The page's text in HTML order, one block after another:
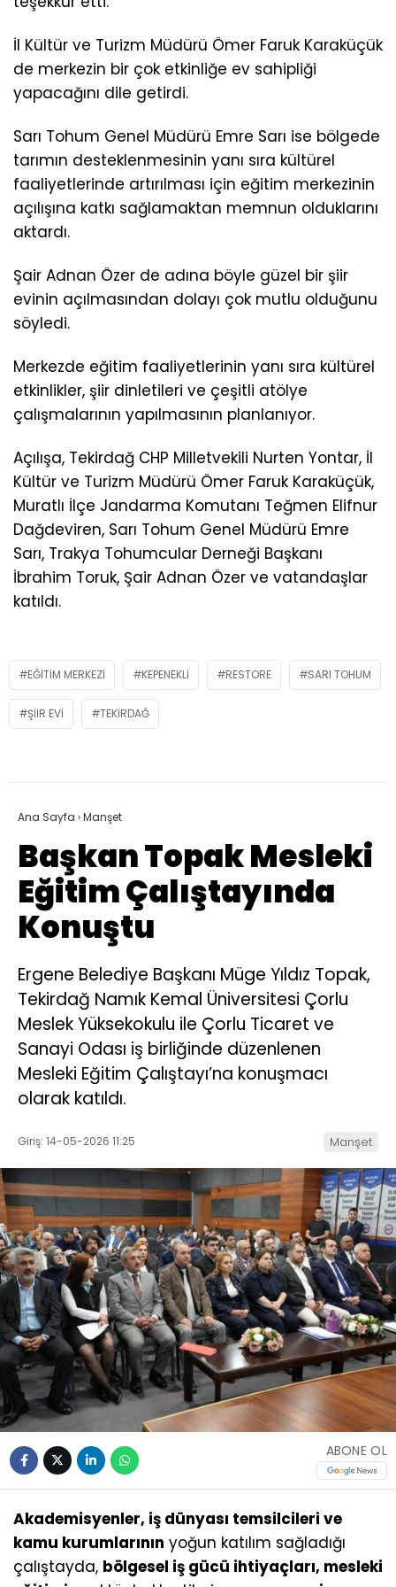
İl Kültür ve Turizm Müdürü Ömer Faruk Karaküçük
de merkezin bir çok etkinliğe ev sahipliği
yapacağını dile getirdi.
Sarı Tohum Genel Müdürü Emre Sarı ise bölgede
tarımın desteklenmesinin yanı sıra kültürel
faaliyetlerinde artırılması için eğitim merkezinin
açılışına katkı sağlamaktan memnun olduklarını
aktardı.
Şair Adnan Özer de adına böyle güzel bir şiir
evinin açılmasından dolayı çok mutlu olduğunu
söyledi.
Merkezde eğitim faaliyetlerinin yanı sıra kültürel
etkinlikler, şiir dinletileri ve çeşitli atölye
çalışmalarının yapılmasının planlanıyor.
Açılışa, Tekirdağ CHP Milletvekili Nurten Yontar, İl
Kültür ve Turizm Müdürü Ömer Faruk Karaküçük,
Muratlı İlçe Jandarma Komutanı Teğmen Elifnur
Dağdeviren, Sarı Tohum Genel Müdürü Emre
Sarı, Trakya Tohumcular Derneği Başkanı
İbrahim Toruk, Şair Adnan Özer ve vatandaşlar
katıldı.
EĞITIM MERKEZI KEPENEKLI RESTORE SARI TOHUM
ŞIIR EVI TEKIRDAĞ
Ana Sayfa ›Manşet
Başkan Topak Mesleki
Eğitim Çalıştayında
Konuştu
Ergene Belediye Başkanı Müge Yıldız Topak,
Tekirdağ Namık Kemal Üniversitesi Çorlu
Meslek Yüksekokulu ile Çorlu Ticaret ve
Sanayi Odası iş birliğinde düzenlenen
Mesleki Eğitim Çalıştayı’na konuşmacı
olarak katıldı.
Giriş: 14-05-2026 11:25 Manşet
ABONE OL
Akademisyenler, iş dünyası temsilcileri ve
kamu kurumlarının yoğun katılım sağladığı
çalıştayda, bölgesel iş gücü ihtiyaçları, mesleki